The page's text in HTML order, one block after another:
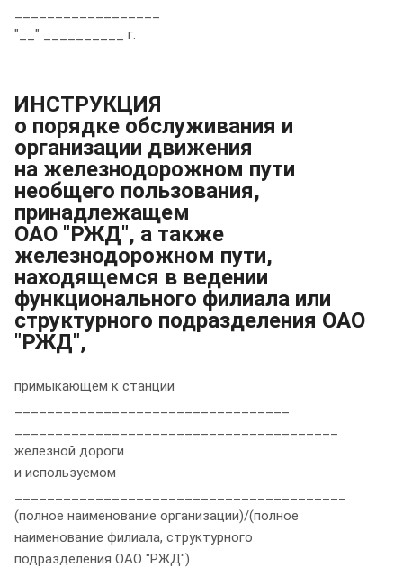
"__" __________ г.
ИНСТРУКЦИЯ
о порядке обслуживания и
организации движения
на железнодорожном пути
необщего пользования,
принадлежащем
ОАО "РЖД", а также
железнодорожном пути,
находящемся в ведении
функционального филиала или
структурного подразделения ОАО
"РЖД",
примыкающем к станции
железной дороги
и используемом
(полное наименование организации)/(полное
наименование филиала, структурного
подразделения ОАО "РЖД")